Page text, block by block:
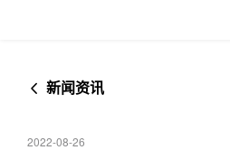
新闻资讯
2022-08-26